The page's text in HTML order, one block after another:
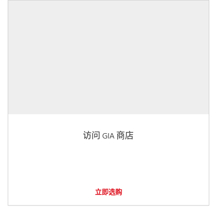
访问 GIA 商店
立即选购